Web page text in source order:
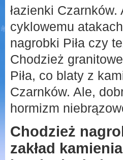
łazienki
cyklowemu
nagrobki Piła czy
Chodzież
Piła, co blaty z
Czarnków. Ale,
hormizm
Chodzież
zakład